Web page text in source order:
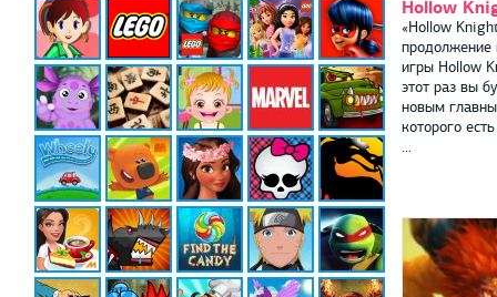
Hollow
«Hollow
игры Hollow
этот раз вы
новым
которого
...